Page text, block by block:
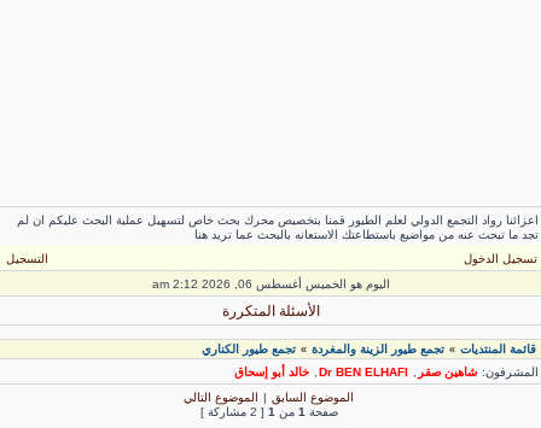
رواد التجمع الدولي لعلم الطيور قمنا بتخصيص محرك بحث خاص لتسهيل عملية البحث عليكم ان لم
ما تبحث عنه من مواضيع باستطاعتك الاستعانه بالبحث عما تريد هنا
تسجيل الدخول
التسجيل
اليوم هو الخميس أغسطس 06, 2026 2:12 am
الأسئلة المتكررة
قائمة المنتديات» تجمع طيور الزينة والمغردة» تجمع طيور الكناري
شاهين صقر Dr BEN ELHAFI
,
خالد أبو إسحاق
الموضوع السابق| الموضوع التالي
صفحة1 من [ 2 مشاركة ]